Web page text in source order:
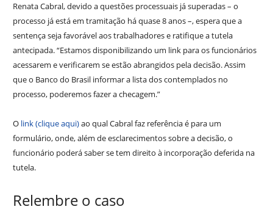
Renata Cabral, devido a questões processuais já superadas – o
processo já está em tramitação há quase 8 anos –, espera que a
sentença seja favorável aos trabalhadores e ratifique a tutela
antecipada. “Estamos disponibilizando um link para os funcionários
acessarem e verificarem se estão abrangidos pela decisão. Assim
que o Banco do Brasil informar a lista dos contemplados no
processo, poderemos fazer a checagem.”
O link (clique aqui)ao qual Cabral faz referência é para um
formulário, onde, além de esclarecimentos sobre a decisão, o
funcionário poderá saber se tem direito à incorporação deferida na
tutela.
Relembre o caso